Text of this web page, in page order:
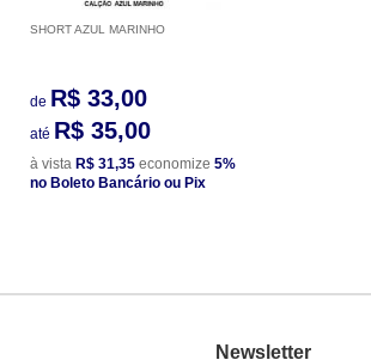
SHORT AZUL MARINHO
de R$ 33,00
até R$ 35,00
à vista R$ 31,35 economize 5%
no Boleto Bancário ou Pix
Newsletter